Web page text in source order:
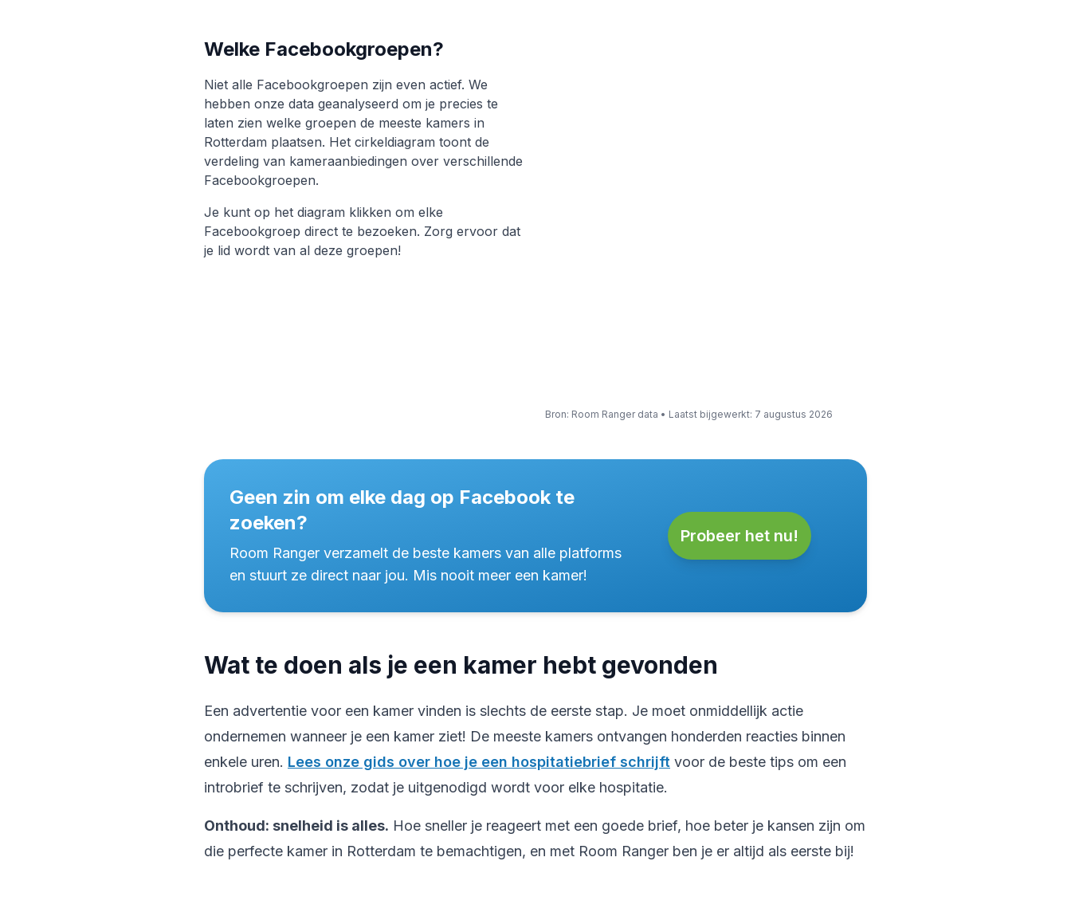
Bron: Room Ranger data • Laatst bijgewerkt: 7 augustus 2026
Welke Facebookgroepen?
Niet alle Facebookgroepen zijn even actief. We
hebben onze data geanalyseerd om je precies te
laten zien welke groepen de meeste kamers in
Rotterdam plaatsen. Het cirkeldiagram toont de
verdeling van kameraanbiedingen over verschillende
Facebookgroepen.
Je kunt op het diagram klikken om elke
Facebookgroep direct te bezoeken. Zorg ervoor dat
je lid wordt van al deze groepen!
Geen zin om elke dag op Facebook te
zoeken?
Room Ranger verzamelt de beste kamers van alle platforms
en stuurt ze direct naar jou. Mis nooit meer een kamer!
Probeer het nu!
Wat te doen als je een kamer hebt gevonden
Een advertentie voor een kamer vinden is slechts de eerste stap. Je moet onmiddellijk actie
ondernemen wanneer je een kamer ziet! De meeste kamers ontvangen honderden reacties binnen
enkele uren. Lees onze gids over hoe je een hospitatiebrief schrijft voor de beste tips om een
introbrief te schrijven, zodat je uitgenodigd wordt voor elke hospitatie.
Onthoud: snelheid is alles. Hoe sneller je reageert met een goede brief, hoe beter je kansen zijn om
die perfecte kamer in Rotterdam te bemachtigen, en met Room Ranger ben je er altijd als eerste bij!